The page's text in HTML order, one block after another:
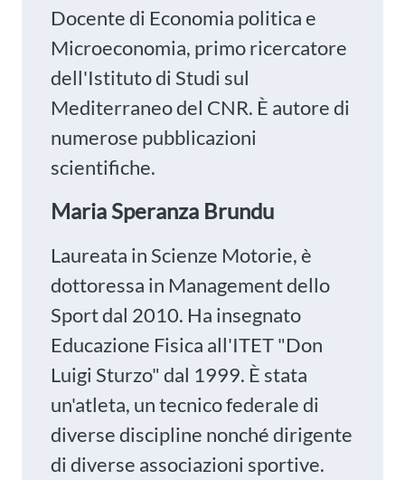
Docente di Economia politica e
Microeconomia, primo ricercatore
dell'Istituto di Studi sul
Mediterraneo del CNR. È autore di
numerose pubblicazioni
scientifiche.
Maria Speranza Brundu
Laureata in Scienze Motorie, è
dottoressa in Management dello
Sport dal 2010. Ha insegnato
Educazione Fisica all'ITET "Don
Luigi Sturzo" dal 1999. È stata
un'atleta, un tecnico federale di
diverse discipline nonché dirigente
di diverse associazioni sportive.